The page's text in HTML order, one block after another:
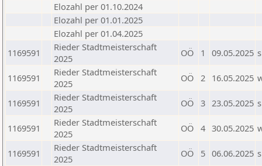
Elozahl per 01.10.2024
Elozahl per 01.01.2025
Elozahl per 01.04.2025
1169591
Rieder Stadtmeisterschaft
2025
OÖ 1 09.05.2025 s
1169591
Rieder Stadtmeisterschaft
2025
OÖ 2 16.05.2025
1169591
Rieder Stadtmeisterschaft
2025
OÖ 3 23.05.2025 s
1169591
Rieder Stadtmeisterschaft
2025
OÖ 4 30.05.2025
1169591
Rieder Stadtmeisterschaft
2025
OÖ 5 06.06.2025 s